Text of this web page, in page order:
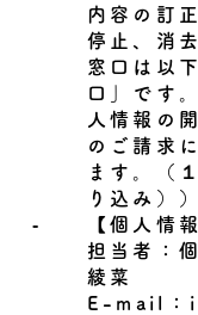
内容の訂
停止、消
窓口は以
口」です
人情報の
のご請求
ます。（
り込み））
‐
【個人情
担当者：
綾菜
E-mail：